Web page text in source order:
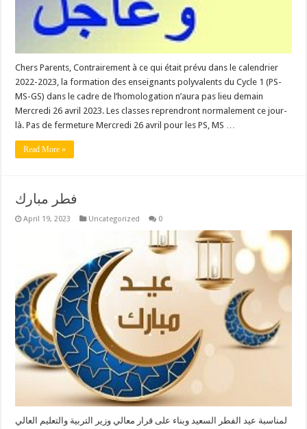
Chers Parents, Contrairement à ce qui était prévu dans le calendrier
2022-2023, la formation des enseignants polyvalents du Cycle 1 (PS-
MS-GS) dans le cadre de l’homologation n’aura pas lieu demain
Mercredi 26 avril 2023. Les classes reprendront normalement ce jour-
là. Pas de fermeture Mercredi 26 avril pour les PS, MS …
Read More »
فطر مبارك
April 19, 2023 Uncategorized 0
لمناسبة عيد الفطر السعيد وبناء على قرار معالي وزير التربية والتعليم العالي